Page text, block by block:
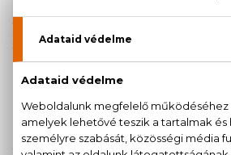
KAPCSOLÓDÓ TERMÉKEK